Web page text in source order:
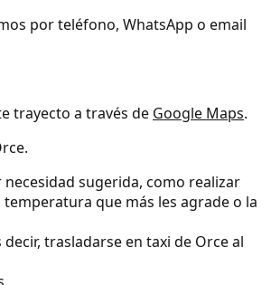
por teléfono, WhatsApp o email
trayecto a través de Google Maps.
sugerida, como realizar
que más les agrade o la
trasladarse en taxi de Orce al